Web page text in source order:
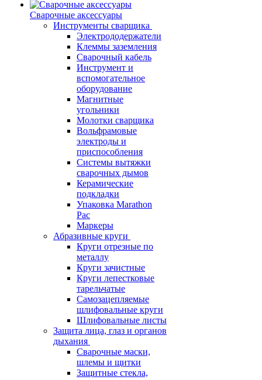
Сварочные аксессуары
Инструменты сварщика
Электрододержатели
Клеммы заземления
Сварочный кабель
Инструмент и
вспомогательное
оборудование
Магнитные
угольники
Молотки сварщика
Вольфрамовые
электроды и
приспособления
Системы вытяжки
сварочных дымов
Керамические
подкладки
Упаковка Marathon
Pac
Маркеры
Абразивные круги
Круги отрезные по
металлу
Круги зачистные
Круги лепестковые
тарельчатые
Самозацепляемые
шлифовальные круги
Шлифовальные листы
Защита лица, глаз и органов
дыхания
Сварочные маски,
шлемы и щитки
Защитные стекла,